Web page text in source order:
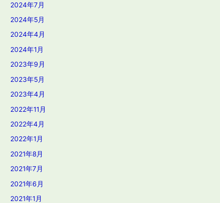
2024年7月
2024年5月
2024年4月
2024年1月
2023年9月
2023年5月
2023年4月
2022年11月
2022年4月
2022年1月
2021年8月
2021年7月
2021年6月
2021年1月